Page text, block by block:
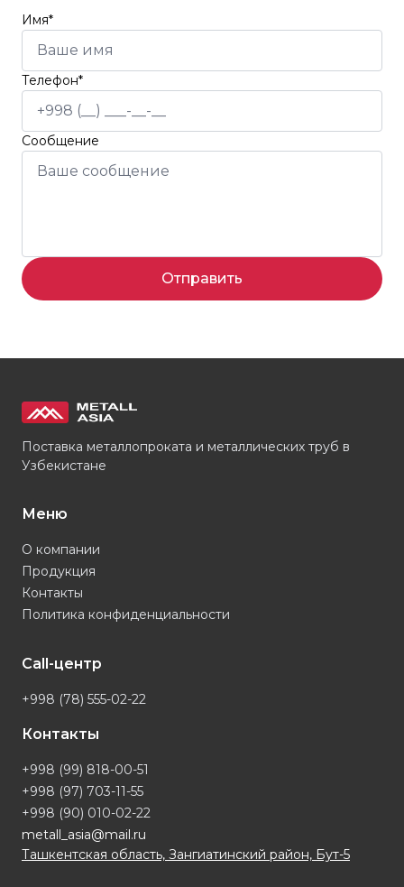
Имя*
Телефон*
Сообщение
Отправить
Поставка металлопроката и металлических труб в
Узбекистане
Меню
О компании
Продукция
Контакты
Политика конфиденциальности
Call-центр
+998 (78) 555-02-22
Контакты
+998 (99) 818-00-51
+998 (97) 703-11-55
+998 (90) 010-02-22
metall_asia@mail.ru
Ташкентская область, Зангиатинский район, Бут-5